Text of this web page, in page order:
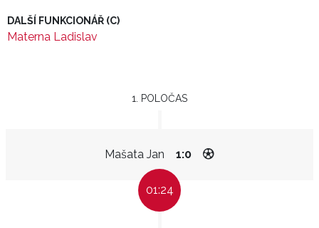
DALŠÍ FUNKCIONÁŘ (C)
Materna Ladislav
1. POLOČAS
Mašata Jan 1:0
01:24